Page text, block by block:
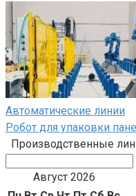
Автоматические линии
Робот для упаковки
Производственные
Август 2026